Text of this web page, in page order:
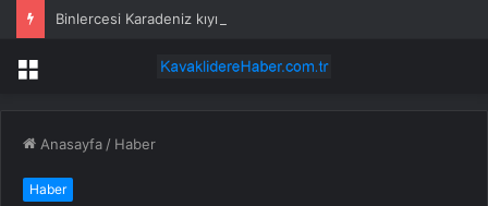
Menü
Anasayfa / Haber
Haber